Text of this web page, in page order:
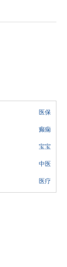
医保
癫痫
宝宝
中医
医疗